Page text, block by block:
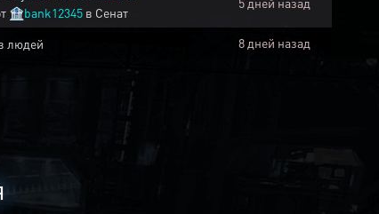
🏦bank12345 в Сенат
людей 8 дней назад